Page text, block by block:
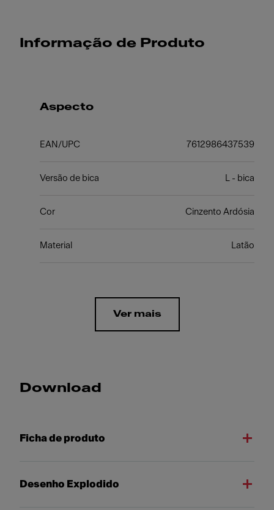
Informação de Produto
Aspecto
EAN/UPC 7612986437539
Versão de bica L - bica
Cor Cinzento Ardósia
Material Latão
Ver mais
Download
Ficha de produto
Desenho Explodido